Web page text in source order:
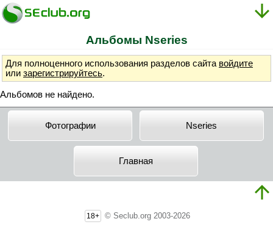
Альбомы Nseries
Для полноценного использования разделов сайта войдите
или зарегистрируйтесь.
Альбомов не найдено.
Фотографии Nseries
Главная
18+ © Seclub.org 2003-2026